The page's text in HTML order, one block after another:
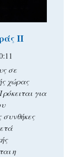
ΙΙ
σε
χώρας
για
συνθήκες
η